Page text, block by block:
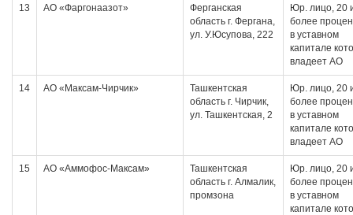
13 АО «Фаргонаазот»
Ферганская
область г. Фергана,
ул. У.Юсупова, 222
Юр. лицо, 20
более
в уставном
капитале
владеет АО
14 АО «Максам-Чирчик»
Ташкентская
область г. Чирчик,
ул. Ташкентская, 2
Юр. лицо, 20
более
в уставном
капитале
владеет АО
15 АО «Аммофос-Максам»
Ташкентская
область г. Алмалик,
промзона
Юр. лицо, 20
более
в уставном
капитале